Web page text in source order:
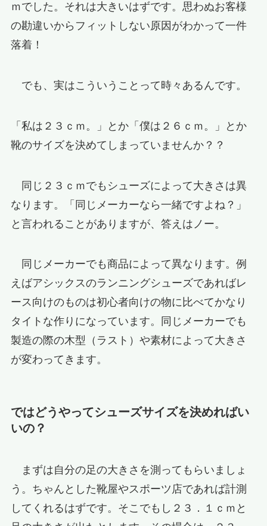
ｍでした。それは大きいはずです。思わぬお客様
の勘違いからフィットしない原因がわかって一件
落着！
でも、実はこういうことって時々あるんです。
「私は２３ｃｍ。」とか「僕は２６ｃｍ。」とか
靴のサイズを決めてしまっていませんか？？
同じ２３ｃｍでもシューズによって大きさは異
なります。「同じメーカーなら一緒ですよね？」
と言われることがありますが、答えはノー。
同じメーカーでも商品によって異なります。例
えばアシックスのランニングシューズであればレ
ース向けのものは初心者向けの物に比べてかなり
タイトな作りになっています。同じメーカーでも
製造の際の木型（ラスト）や素材によって大きさ
が変わってきます。
ではどうやってシューズサイズを決めればい
いの？
まずは自分の足の大きさを測ってもらいましょ
う。ちゃんとした靴屋やスポーツ店であれば計測
してくれるはずです。そこでもし２３．１ｃｍと